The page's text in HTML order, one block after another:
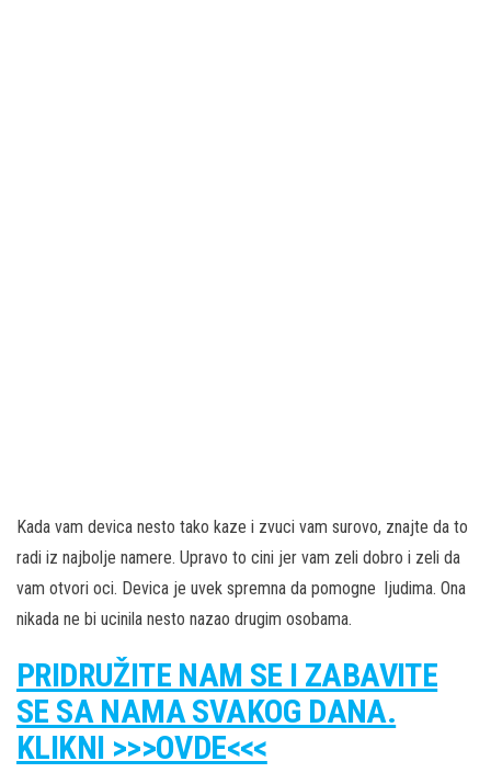
Kada vam devica nesto tako kaze i zvuci vam surovo, znajte da to
radi iz najbolje namere. Upravo to cini jer vam zeli dobro i zeli da
vam otvori oci. Devica je uvek spremna da pomogne ljudima. Ona
nikada ne bi ucinila nesto nazao drugim osobama.
PRIDRUŽITE NAM SE I ZABAVITE
SE SA NAMA SVAKOG DANA.
KLIKNI >>>OVDE<<<